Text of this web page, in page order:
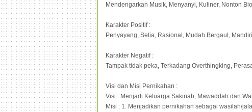
Mendengarkan Musik, Menyanyi, Kuliner, Nonton
Karakter Positif :
Penyayang, Setia, Rasional, Mudah Bergaul, Mandiri
Karakter Negatif :
Tampak tidak peka, Terkadang Overthingking,
Visi dan Misi Pernikahan :
Visi : Menjadi Keluarga Sakinah, Mawaddah dan
Misi : 1. Menjadikan pernikahan sebagai wasilah/